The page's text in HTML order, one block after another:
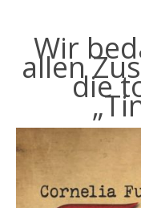
Wir
allendie